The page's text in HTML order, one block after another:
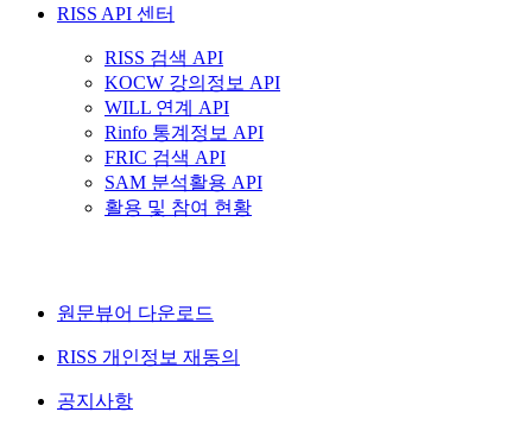
RISS API 센터
RISS 검색 API
KOCW 강의정보 API
WILL 연계 API
Rinfo 통계정보 API
FRIC 검색 API
SAM 분석활용 API
활용 및 참여 현황
원문뷰어 다운로드
RISS 개인정보 재동의
공지사항